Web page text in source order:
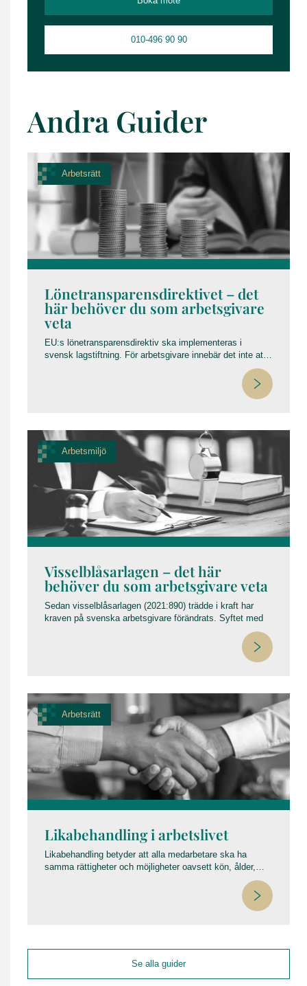
010-496 90 90
Andra Guider
Arbetsrätt
Lönetransparensdirektivet – det
här behöver du som arbetsgivare
veta
EU:s lönetransparensdirektiv ska implementeras i
svensk lagstiftning. För arbetsgivare innebär det inte att
lönesättningen ska vara könsneutral och eventuella
löneskillnader ska kunna förklaras på objektiva och
Arbetsmiljö
Visselblåsarlagen – det här
behöver du som arbetsgivare veta
Sedan visselblåsarlagen (2021:890) trädde i kraft har
kraven på svenska arbetsgivare förändrats. Syftet med
lagen är att stärka skyddet för personer som rapporterar
information kommer fram – utan risk för repressalier.
bör undvika.
Arbetsrätt
Likabehandling i arbetslivet
Likabehandling betyder att alla medarbetare ska ha
samma rättigheter och möjligheter oavsett kön, ålder,
etnicitet, religion, funktionsförmåga, sexuell läggning eller
diskriminering och att främja en inkluderande arbetsmiljö.
Se alla guider